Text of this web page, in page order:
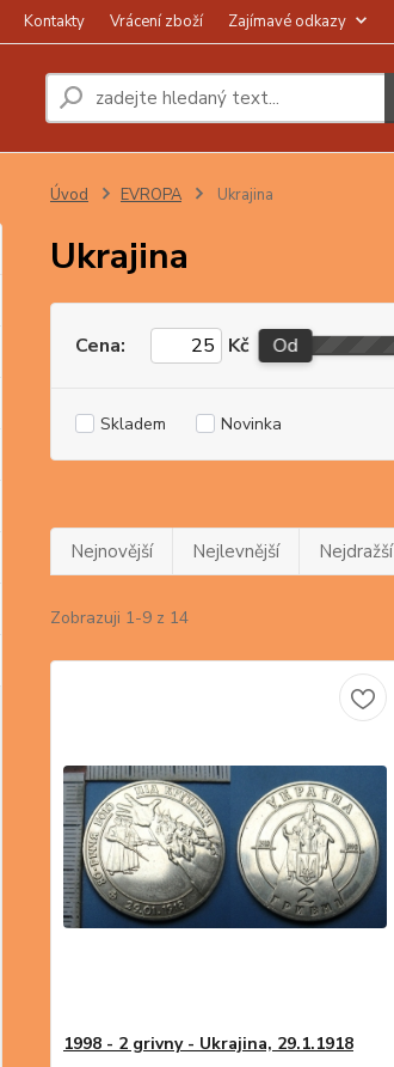
Kontakty Vrácení zboží Zajímavé odkazy
Úvod EVROPA Ukrajina
Ukrajina
Cena: Kč Od
Skladem Novinka
Nejnovější Nejlevnější Nejdražší
Zobrazuji 1-9 z 14
1998 - 2 grivny - Ukrajina, 29.1.1918